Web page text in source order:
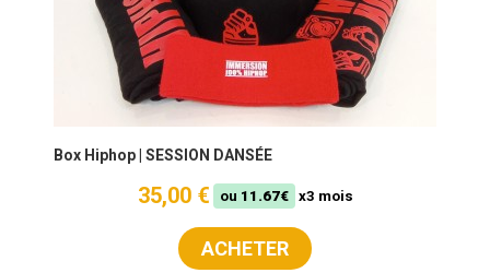
Box Hiphop | SESSION DANSÉE
35,00 € ou 11.67€ x3 mois
ACHETER